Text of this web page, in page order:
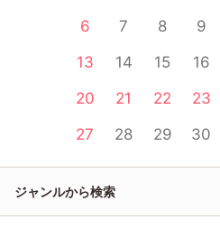
6
7 8 9
13
14 15 16
20
21 22 23
27
28 29 30
ジャンルから検索